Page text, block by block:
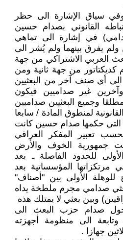
سياق الإشارة الى حظر
القانوني بصدام حسين
في إشارة الى تماهي
يفرق بينهما ولم يُشر الى
العربي الاشتراكي من جهة
من جهة ثانية ومن
أي صنف آخر من البعثيين
وآخرين غير صداميين فيكون
وجميع البعثيين صداميين
لمنطوق المادة / سابعا
" التي حكمها صدام حسين كانت
تعبير المفكر العراقي
جمهورية الخوف والأرض
للحدود الفاصلة ـ بعد
المؤسساتية بعد
تتوضح للوهلة الأولى بين "أصناف"
بعثي صدامي مجرم ملطخة يداه
وبين بعثي لا يمتلك هذه
صدام حزب البعث الى
الى منظومة أجهزته
جهازا .